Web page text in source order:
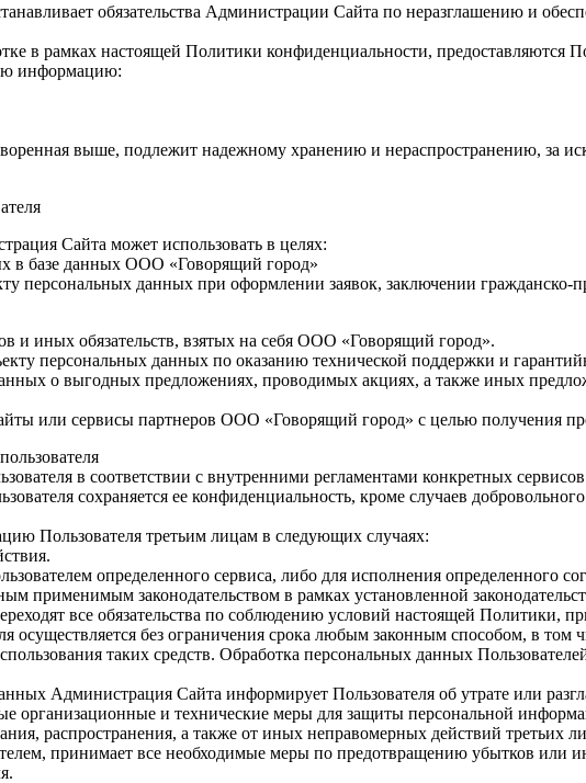
обязательства Администрации Сайта по неразглашению и
в рамках настоящей Политики конфиденциальности, предоставляются
информацию:
выше, подлежит надежному хранению и нераспространению, за
Сайта может использовать в целях:
в базе данных ООО «Говорящий город»
персональных данных при оформлении заявок, заключении
и иных обязательств, взятых на себя ООО «Говорящий город».
персональных данных по оказанию технической поддержки и
о выгодных предложениях, проводимых акциях, а также иных
или сервисы партнеров ООО «Говорящий город» с целью получения
в соответствии с внутренними регламентами конкретных
сохраняется ее конфиденциальность, кроме случаев
Пользователя третьим лицам в следующих случаях:
определенного сервиса, либо для исполнения определенного
применимым законодательством в рамках установленной
все обязательства по соблюдению условий настоящей Политики,
осуществляется без ограничения срока любым законным способом, в
таких средств. Обработка персональных данных
Администрация Сайта информирует Пользователя об утрате или
организационные и технические меры для защиты персональной
распространения, а также от иных неправомерных действий третьих
принимает все необходимые меры по предотвращению убытков или